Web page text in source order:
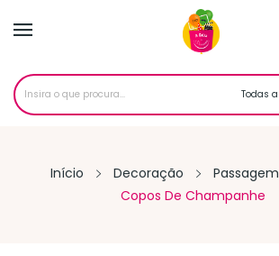
Início Decoração
Copos De Champanhe